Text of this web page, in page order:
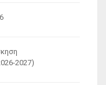
2027)